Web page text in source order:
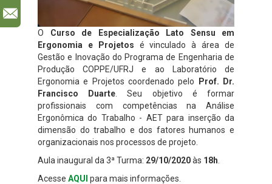
O Curso de Especialização Lato Sensu em
Ergonomia e Projetos é vinculado à área de
Gestão e Inovação do Programa de Engenharia de
Produção COPPE/UFRJ e ao Laboratório de
Ergonomia e Projetos coordenado pelo
Prof. Dr.
Francisco Duarte . Seu objetivo é formar
profissionais com competências na Análise
Ergonômica do Trabalho - AET para inserção da
dimensão do trabalho e dos fatores humanos e
organizacionais nos processos de projeto.
Aula inaugural da 3ª Turma: 29/10/2020às 18h
Acesse AQUI para mais informações.